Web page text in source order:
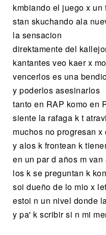
kmbiando el juego x un
stan skuchando ala
la sensacion
direktamente del
kantantes veo kaer x
vencerlos es una
y poderlos asesinarlos
tanto en RAP komo en
siente la rafaga k t
muchos no progresan
y alos k frontean k
en un par d años m
los k se preguntan k
soi dueño de lo mio x
estoi n un nivel donde
y pa' k scribir si n mi